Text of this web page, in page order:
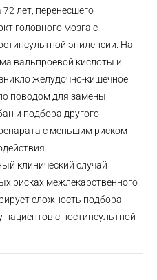
лет, перенесшего
головного мозга с
эпилепсии. На
вальпроевой кислоты и
желудочно-кишечное
поводом для замены
и подбора другого
с меньшим риском
клинический случай
рисках межлекарственного
сложность подбора
с постинсультной